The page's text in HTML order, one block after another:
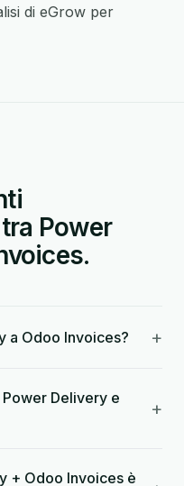
di eGrow per
Power
a Odoo Invoices? +
Delivery e
+
+ Odoo Invoices è